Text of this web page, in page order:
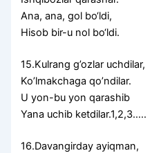
Ana, ana, gol bo‘ldi,
Hisob bir-u nol bo‘ldi.
15.Kulrang g’ozlar uchdilar,
Ko’lmakchaga qo’ndilar.
U yon-bu yon qarashib
Yana uchib ketdilar.1,2,3…..
16.Davangirday ayiqman,